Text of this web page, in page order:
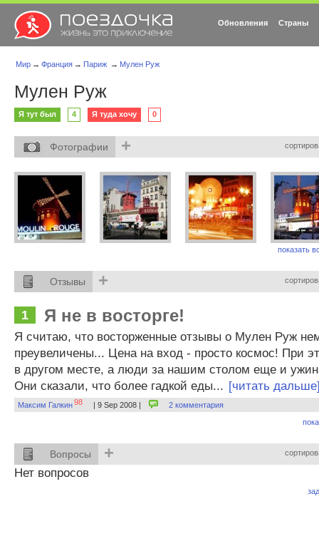
Обновления Страны
Мир → Франция → Париж → Мулен Руж
Мулен Руж
Я тут был 4 Я туда хочу 0
Фотографии +
показать
Отзывы +
1 Я не в восторге!
Я считаю, что восторженные отзывы о Мулен Руж
преувеличены... Цена на вход - просто космос! При
в другом месте, а люди за нашим столом еще и
Они сказали, что более гадкой еды... [читать
Максим Галкин98 | 9 Sep 2008 |
2 комментария
Вопросы +
Нет вопросов